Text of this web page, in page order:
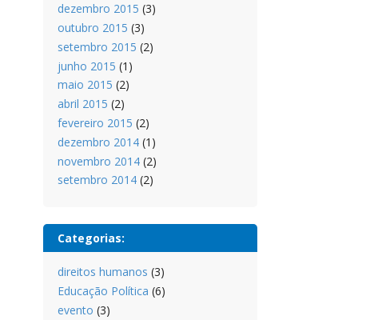
dezembro 2015 (3)
outubro 2015 (3)
setembro 2015 (2)
junho 2015 (1)
maio 2015 (2)
abril 2015 (2)
fevereiro 2015 (2)
dezembro 2014(1)
novembro 2014(2)
setembro 2014(2)
Categorias:
direitos humanos (3)
Educação Política (6)
evento (3)